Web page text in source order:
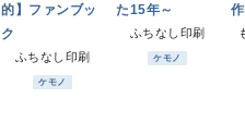
的】ファンブッ
ク
ふちなし印刷
ケモノ
た15年～
ふちなし印刷
ケモノ